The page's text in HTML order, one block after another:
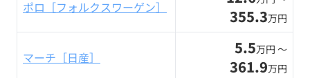
ポロ［フォルクスワーゲン］ 355.3万円
マーチ［日産］ 5.5万円 〜
361.9万円